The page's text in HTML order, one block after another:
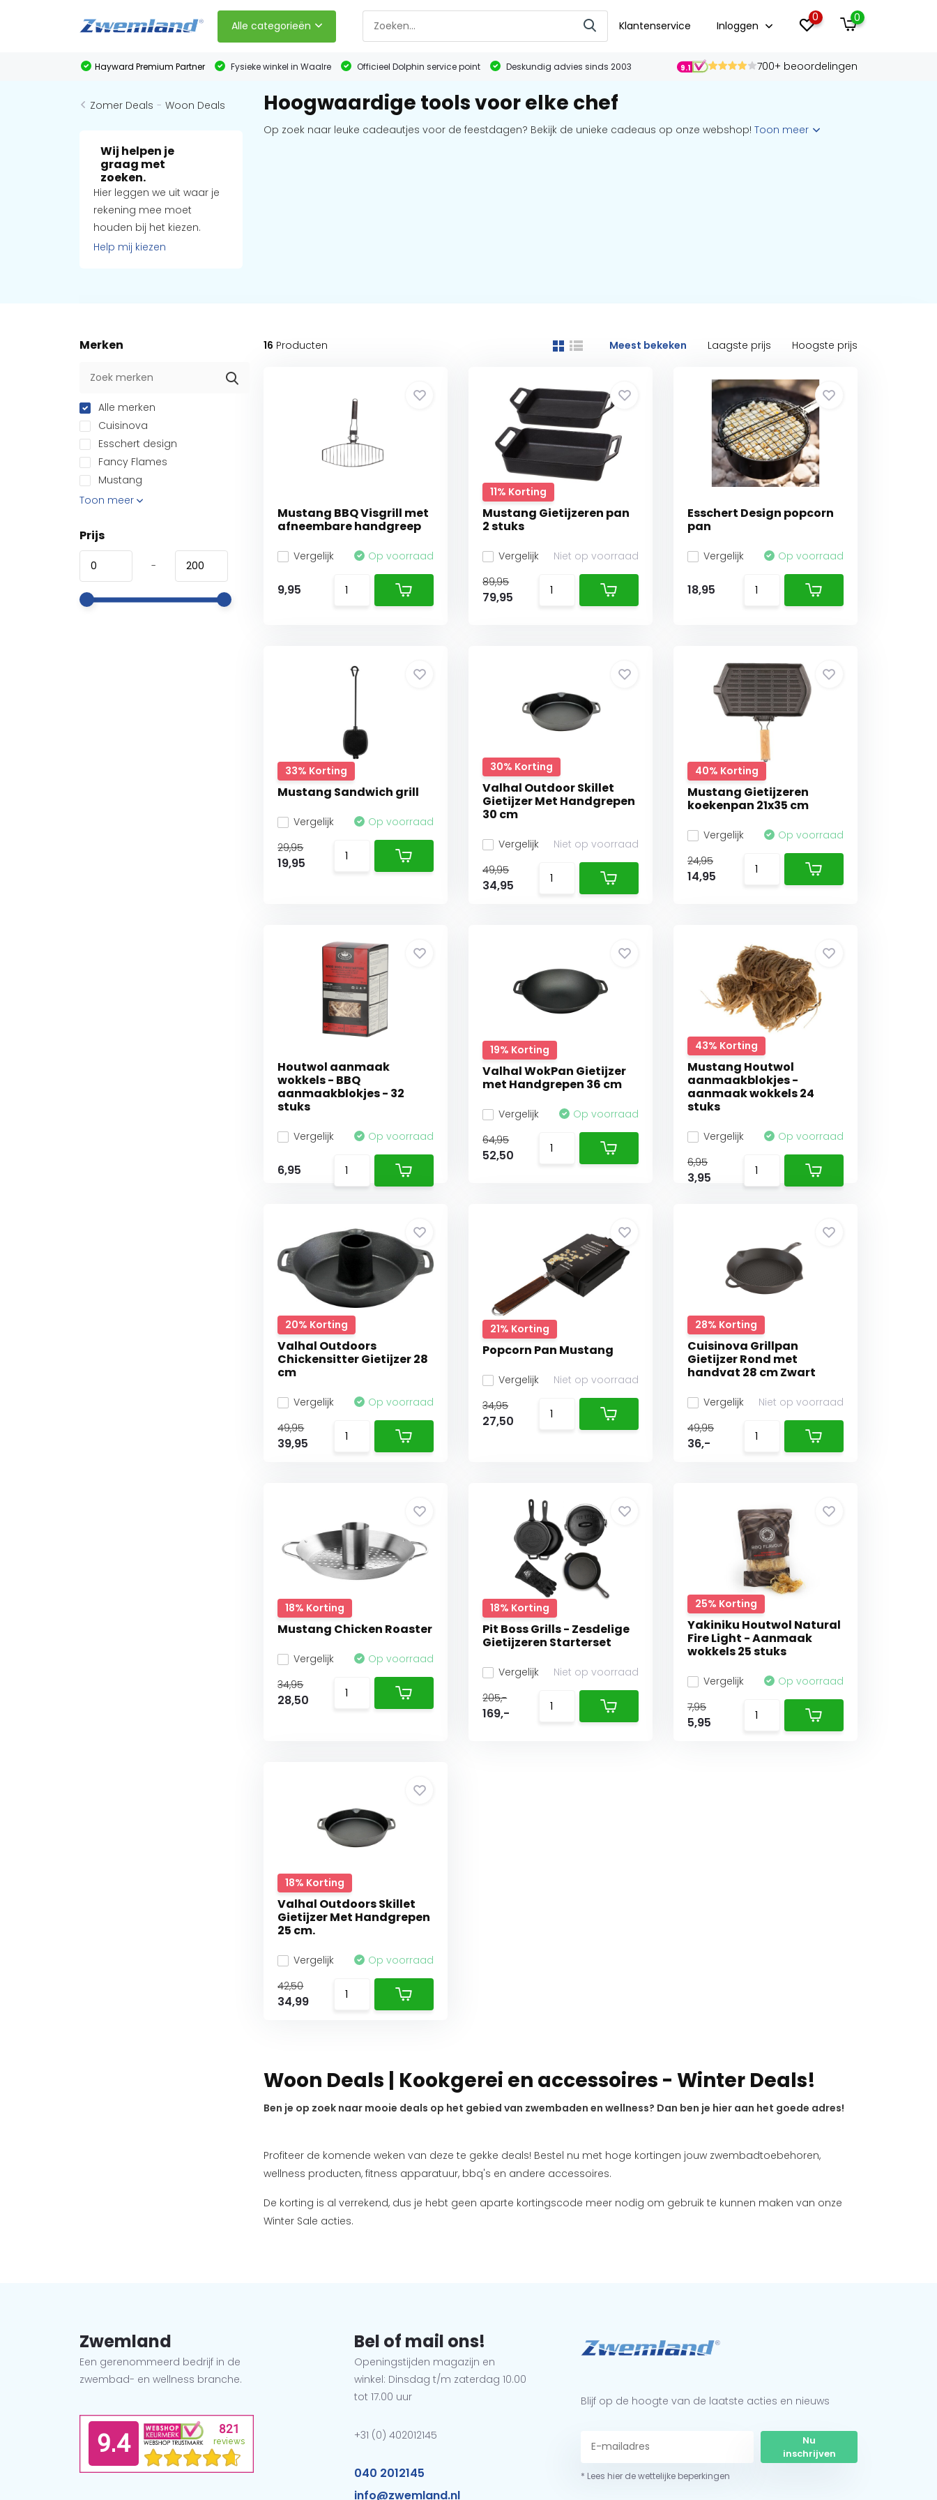
Alle categorieën Klantenservice Inloggen
0 0
Hayward Premium Partner Fysieke winkel in Waalre Officieel Dolphin service point Deskundig advies sinds 2003 9.1 700+ beoordelingen
Zomer Deals - Woon Deals
Wij helpen je
graag met
zoeken.
Hier leggen we uit waar je
rekening mee moet
houden bij het kiezen.
Help mij kiezen
Hoogwaardige tools voor elke chef
Op zoek naar leuke cadeautjes voor de feestdagen? Bekijk de unieke cadeaus op onze webshop!Toon meer
Merken
Alle merken
Cuisinova
Esschert design
Fancy Flames
Mustang
Toon meer
Prijs
-
16 Producten Meest bekeken Laagste prijs Hoogste prijs
Mustang BBQ Visgrill met
afneembare handgreep
Vergelijk Op voorraad
9,95
11% Korting
Mustang Gietijzeren pan
2 stuks
Vergelijk
Niet op voorraad
89,95
79,95
Esschert Design popcorn
pan
Vergelijk Op voorraad
18,95
33% Korting
Mustang Sandwich grill
Vergelijk
Op voorraad
29,95
19,95
30% Korting
Valhal Outdoor Skillet
Gietijzer Met Handgrepen
30 cm
Vergelijk
Niet op voorraad
49,95
34,95
40% Korting
Mustang Gietijzeren
koekenpan 21x35 cm
Vergelijk
Op voorraad
24,95
14,95
Houtwol aanmaak
wokkels - BBQ
aanmaakblokjes - 32
stuks
Vergelijk Op voorraad
6,95
19% Korting
Valhal WokPan Gietijzer
met Handgrepen 36 cm
Vergelijk
Op voorraad
64,95
52,50
43% Korting
Mustang Houtwol
aanmaakblokjes -
aanmaak wokkels 24
stuks
Vergelijk
Op voorraad
6,95
3,95
20% Korting
Valhal Outdoors
Chickensitter Gietijzer 28
cm
Vergelijk
Op voorraad
49,95
39,95
21% Korting
Popcorn Pan Mustang
Vergelijk
Niet op voorraad
34,95
27,50
28% Korting
Cuisinova Grillpan
Gietijzer Rond met
handvat 28 cm Zwart
Vergelijk
Niet op voorraad
49,95
36,-
18% Korting
Mustang Chicken Roaster
Vergelijk
Op voorraad
34,95
28,50
18% Korting
Pit Boss Grills - Zesdelige
Gietijzeren Starterset
Vergelijk
Niet op voorraad
205,-
169,-
25% Korting
Yakiniku Houtwol Natural
Fire Light - Aanmaak
wokkels 25 stuks
Vergelijk
Op voorraad
7,95
5,95
18% Korting
Valhal Outdoors Skillet
Gietijzer Met Handgrepen
25 cm.
Vergelijk
Op voorraad
42,50
34,99
Woon Deals | Kookgerei en accessoires - Winter Deals!
Ben je op zoek naar mooie deals op het gebied van zwembaden en wellness? Dan ben je hier aan het goede adres!
Profiteer de komende weken van deze te gekke deals! Bestel nu met hoge kortingen jouw zwembadtoebehoren,
wellness producten, fitness apparatuur, bbq's en andere accessoires.
De korting is al verrekend, dus je hebt geen aparte kortingscode meer nodig om gebruik te kunnen maken van onze
Winter Sale acties.
Zwemland
Een gerenommeerd bedrijf in de
zwembad- en wellness branche.
Bel of mail ons!
Openingstijden magazijn en
winkel: Dinsdag t/m zaterdag 10.00
tot 17.00 uur
+31 (0) 402012145
040 2012145
info@zwemland.nl
Blijf op de hoogte van de laatste acties en nieuws
Nu
inschrijven
* Lees hier de wettelijke beperkingen